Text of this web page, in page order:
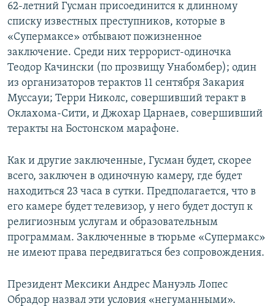
62-летний Гусман присоединится к длинному
списку известных преступников, которые в
«Супермаксе» отбывают пожизненное
заключение. Среди них террорист-одиночка
Теодор Качински (по прозвищу Унабомбер); один
из организаторов терактов 11 сентября Закария
Муссауи; Терри Николс, совершивший теракт в
Оклахома-Сити, и Джохар Царнаев, совершивший
теракты на Бостонском марафоне.
Как и другие заключенные, Гусман будет, скорее
всего, заключен в одиночную камеру, где будет
находиться 23 часа в сутки. Предполагается, что в
его камере будет телевизор, у него будет доступ к
религиозным услугам и образовательным
программам. Заключенные в тюрьме «Супермакс»
не имеют права передвигаться без сопровождения.
Президент Мексики Андрес Мануэль Лопес
Обрадор назвал эти условия «негуманными».